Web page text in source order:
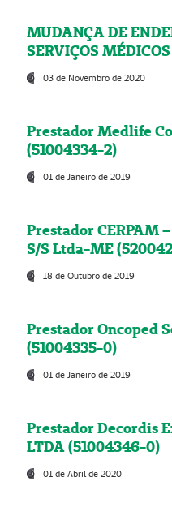
MUDANÇA DE
SERVIÇOS
03 de Novembro de 2020
Prestador Medlife
(51004334-2)
01 de Janeiro de 2019
Prestador CERPAM
S/S Ltda-ME
18 de Outubro de 2019
Prestador Oncoped
(51004335-0)
01 de Janeiro de 2019
Prestador Decordis
LTDA (51004346-0)
01 de Abril de 2020